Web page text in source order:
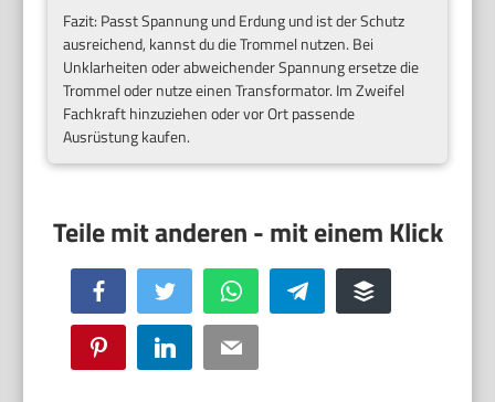
Fazit: Passt Spannung und Erdung und ist der Schutz
ausreichend, kannst du die Trommel nutzen. Bei
Unklarheiten oder abweichender Spannung ersetze die
Trommel oder nutze einen Transformator. Im Zweifel
Fachkraft hinzuziehen oder vor Ort passende
Ausrüstung kaufen.
Facebook Twitter WhatsApp Telegram Buffer
Pinterest LinkedIn Email